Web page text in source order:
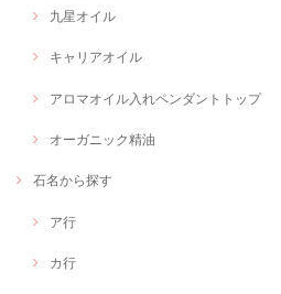
九星オイル
キャリアオイル
アロマオイル入れペンダントトップ
オーガニック精油
石名から探す
ア行
カ行